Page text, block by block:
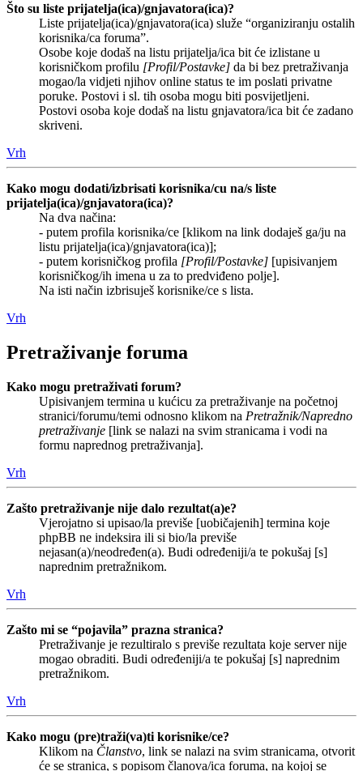
Što su liste prijatelja(ica)/gnjavatora(ica)?
Liste prijatelja(ica)/gnjavatora(ica) služe “organiziranju ostalih
korisnika/ca foruma”.
Osobe koje dodaš na listu prijatelja/ica bit će izlistane u
korisničkom profilu [Profil/Postavke] da bi bez pretraživanja
mogao/la vidjeti njihov online status te im poslati privatne
poruke. Postovi i sl. tih osoba mogu biti posvijetljeni.
Postovi osoba koje dodaš na listu gnjavatora/ica bit će zadano
skriveni.
Vrh
Kako mogu dodati/izbrisati korisnika/cu na/s liste
prijatelja(ica)/gnjavatora(ica)?
Na dva načina:
- putem profila korisnika/ce [klikom na link dodaješ ga/ju na
listu prijatelja(ica)/gnjavatora(ica)];
- putem korisničkog profila [Profil/Postavke] [upisivanjem
korisničkog/ih imena u za to predviđeno polje].
Na isti način izbrisuješ korisnike/ce s lista.
Vrh
Pretraživanje foruma
Kako mogu pretraživati forum?
Upisivanjem termina u kućicu za pretraživanje na početnoj
stranici/forumu/temi odnosno klikom na Pretražnik/Napredno
pretraživanje [link se nalazi na svim stranicama i vodi na
formu naprednog pretraživanja].
Vrh
Zašto pretraživanje nije dalo rezultat(a)e?
Vjerojatno si upisao/la previše [uobičajenih] termina koje
phpBB ne indeksira ili si bio/la previše
nejasan(a)/neodređen(a). Budi određeniji/a te pokušaj [s]
naprednim pretražnikom.
Vrh
Zašto mi se “pojavila” prazna stranica?
Pretraživanje je rezultiralo s previše rezultata koje server nije
mogao obraditi. Budi određeniji/a te pokušaj [s] naprednim
pretražnikom.
Vrh
Kako mogu (pre)traži(va)ti korisnike/ce?
Klikom na Članstvo, link se nalazi na svim stranicama, otvorit
će se stranica, s popisom članova/ica foruma, na kojoj se